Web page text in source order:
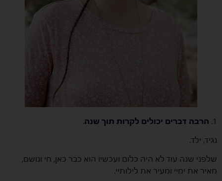
1. הרבה דברים יכולים לקרות תוך שנה.
נגיד, ילד.
שלפני שנה עוד לא היה כלום ועכשיו הוא כבר כאן, חי ונושם,
מאיר את ימיי ומעיר את לילותיי.